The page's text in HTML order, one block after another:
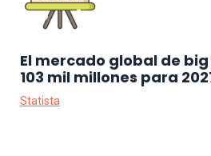
El mercado global de
103 mil millones para
Statista